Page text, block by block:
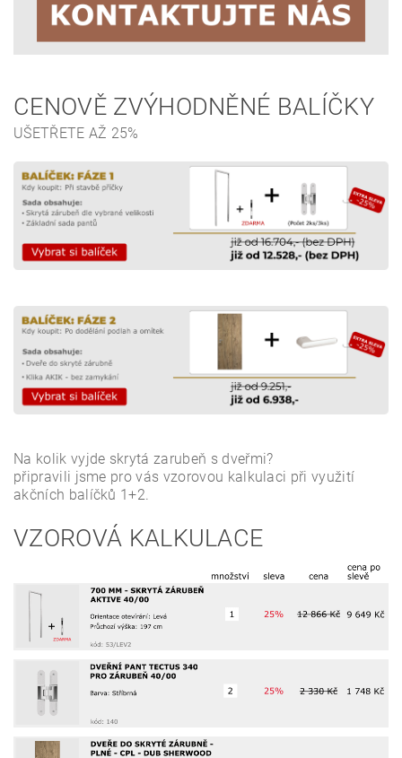
CENOVĚ ZVÝHODNĚNÉ BALÍČKY
Na kolik vyjde skrytá zarubeň s dveřmi?
připravili jsme pro vás vzorovou kalkulaci při využití
akčních balíčků 1+2.
VZOROVÁ KALKULACE